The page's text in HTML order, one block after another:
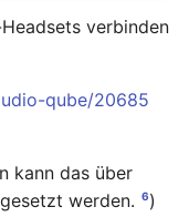
verbinden
qube/20685
kann das über
werden. 6)